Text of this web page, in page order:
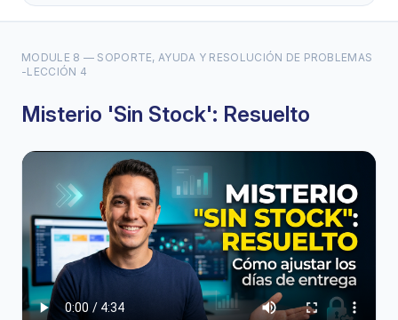
MODULE 8 — SOPORTE, AYUDA Y RESOLUCIÓN DE PROBLEMAS
-LECCIÓN 4
Misterio 'Sin Stock': Resuelto